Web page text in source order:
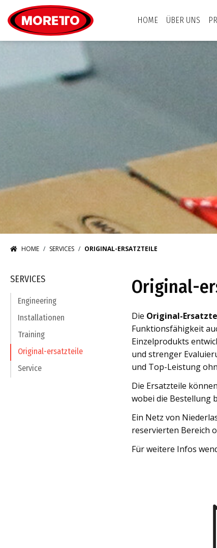
HOME
ÜBER UNS
HOME SERVICES ORIGINAL-ERSATZTEILE
Original-
Die Original-
Funktionsfähigkeit
Einzelprodukts
und strenger
und Top-Leistung
Die Ersatzteile
wobei die Bestellung
Ein Netz von
reservierten Bereich
Für weitere Infos
SERVICES
Engineering
Installationen
Training
Original-ersatzteile
Service